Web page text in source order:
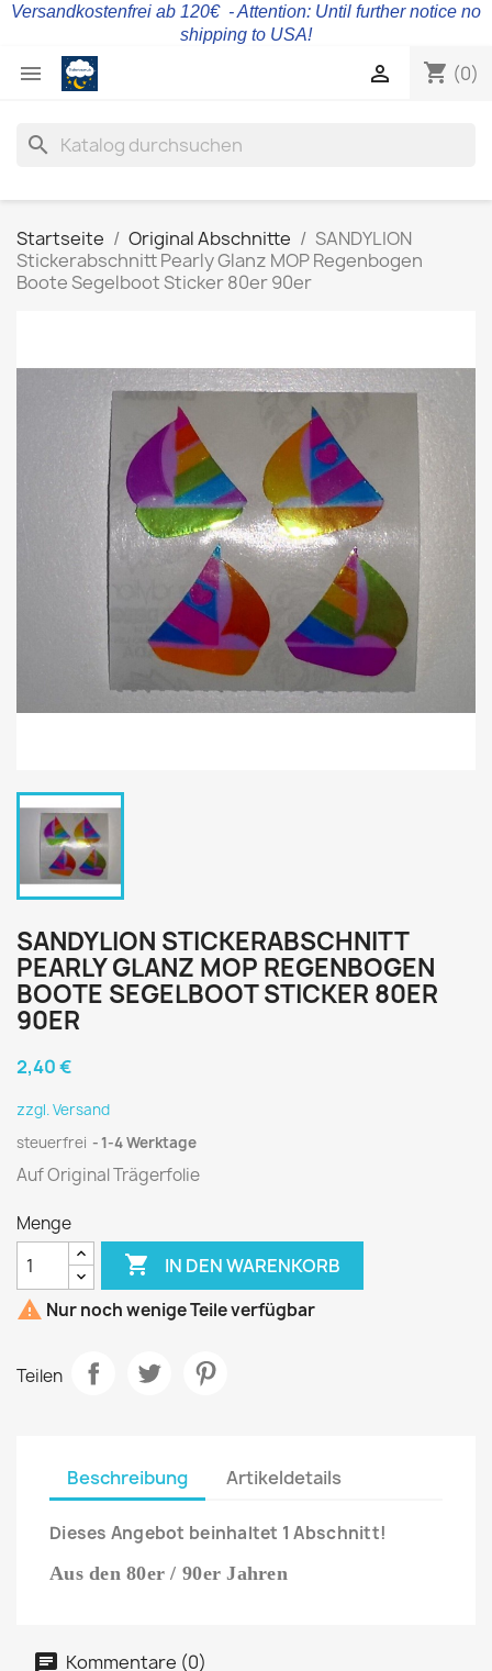
Versandkostenfrei ab 120€ - Attention: Until further notice no
shipping to USA!
 shopping_cart (0)

search
Startseite Original Abschnitte
SANDYLION
Stickerabschnitt Pearly Glanz MOP Regenbogen
Boote Segelboot Sticker 80er 90er
SANDYLION STICKERABSCHNITT
PEARLY GLANZ MOP REGENBOGEN
BOOTE SEGELBOOT STICKER 80ER
90ER
2,40 €
zzgl. Versand
steuerfrei
1-4 Werktage
Auf Original Trägerfolie
Menge
 IN DEN WARENKORB
 Nur noch wenige Teile verfügbar
Teilen
Beschreibung Artikeldetails
Dieses Angebot beinhaltet 1 Abschnitt!
Aus den 80er / 90er Jahren
Kommentare (0)